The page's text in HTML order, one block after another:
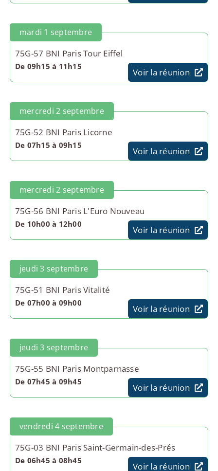
mardi 1 septembre
75G-57 BNI Paris Tour Eiffel
De 09h15 à 11h15
Voir la réunion
mercredi 2 septembre
75G-52 BNI Paris Licorne
De 07h15 à 09h15
Voir la réunion
mercredi 2 septembre
75G-56 BNI Paris L'Euro Nouveau
De 10h00 à 12h00
Voir la réunion
jeudi 3 septembre
75G-51 BNI Paris Vitalité
De 07h00 à 09h00
Voir la réunion
jeudi 3 septembre
75G-55 BNI Paris Montparnasse
De 07h45 à 09h45
Voir la réunion
vendredi 4 septembre
75G-03 BNI Paris Saint-Germain-des-Prés
De 06h45 à 08h45
Voir la réunion